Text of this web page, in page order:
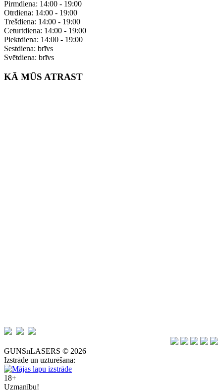
Pirmdiena: 14:00 - 19:00
Otrdiena: 14:00 - 19:00
Trešdiena: 14:00 - 19:00
Ceturtdiena: 14:00 - 19:00
Piektdiena: 14:00 - 19:00
Sestdiena: brīvs
Svētdiena: brīvs
KĀ MŪS ATRAST
GUNSnLASERS © 2026
Izstrāde un uzturēšana:
18+
Uzmanību!